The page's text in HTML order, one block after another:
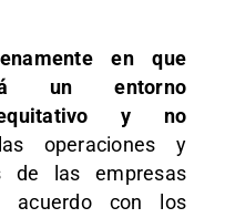
en que
un entorno
y no
operaciones y
de las empresas
con los